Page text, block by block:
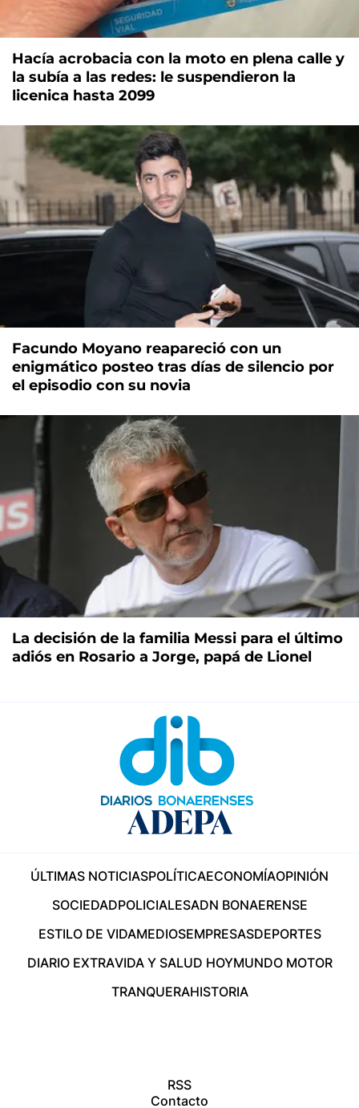
Hacía acrobacia con la moto en plena calle y
la subía a las redes: le suspendieron la
licenica hasta 2099
Facundo Moyano reapareció con un
enigmático posteo tras días de silencio por
el episodio con su novia
La decisión de la familia Messi para el último
adiós en Rosario a Jorge, papá de Lionel
ÚLTIMAS NOTICIASPOLÍTICAECONOMÍAOPINIÓN
SOCIEDADPOLICIALESADN BONAERENSE
ESTILO DE VIDAMEDIOSEMPRESASDEPORTES
DIARIO EXTRAVIDA Y SALUD HOYMUNDO MOTOR
TRANQUERAHISTORIA
RSS
Contacto